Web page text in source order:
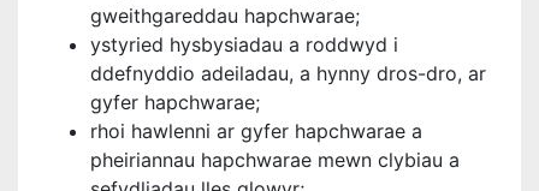
gweithgareddau hapchwarae;
ystyried hysbysiadau a roddwyd i
ddefnyddio adeiladau, a hynny dros-dro, ar
gyfer hapchwarae;
rhoi hawlenni ar gyfer hapchwarae a
pheiriannau hapchwarae mewn clybiau a